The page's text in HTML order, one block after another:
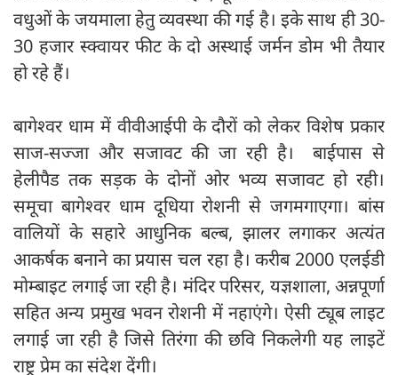
वधुओं के जयमाला हेतु व्यवस्था की गई है। इके साथ ही 30-
30 हजार स्क्वायर फीट के दो अस्थाई जर्मन डोम भी तैयार
हो रहे हैं।
बागेश्वर धाम में वीवीआईपी के दौरों को लेकर विशेष प्रकार
साज-सज्जा और सजावट की जा रही है। बाईपास से
हेलीपैड तक सड़क के दोनों ओर भव्य सजावट हो रही।
समूचा बागेश्वर धाम दूधिया रोशनी से जगमगाएगा। बांस
वालियों के सहारे आधुनिक बल्ब, झालर लगाकर अत्यंत
आकर्षक बनाने का प्रयास चल रहा है। करीब 2000 एलईडी
मोम्बाइट लगाई जा रही है। मंदिर परिसर, यज्ञशाला, अन्नपूर्णा
सहित अन्य प्रमुख भवन रोशनी में नहाएंगे। ऐसी ट्यूब लाइट
लगाई जा रही है जिसे तिरंगा की छवि निकलेगी यह लाइटें
राष्ट्र प्रेम का संदेश देंगी।